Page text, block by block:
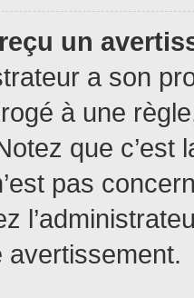
un
a son
à une
que c’est
pas
avertissement.